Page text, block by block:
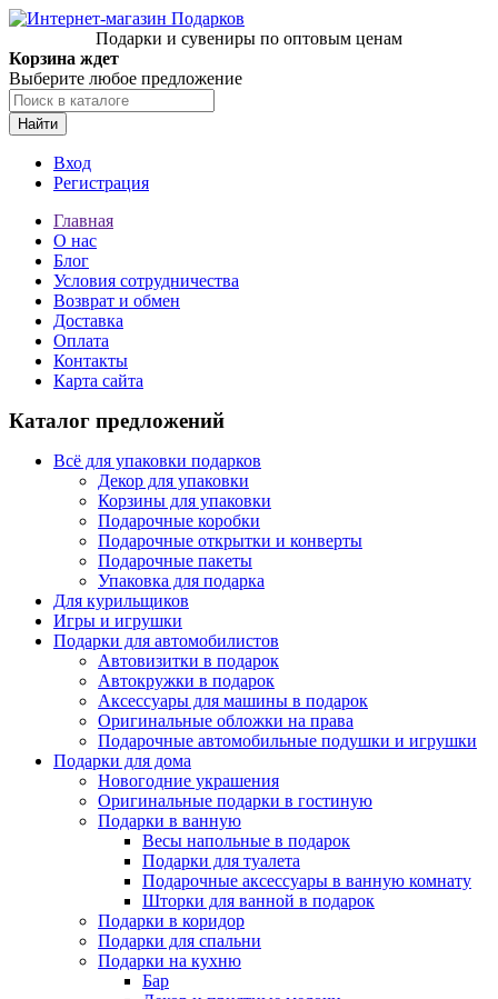
Подарки и сувениры по оптовым ценам
Корзина ждет
Выберите любое предложение
Найти
Вход
Регистрация
Главная
О нас
Блог
Условия сотрудничества
Возврат и обмен
Доставка
Оплата
Контакты
Карта сайта
Каталог предложений
Всё для упаковки подарков
Декор для упаковки
Корзины для упаковки
Подарочные коробки
Подарочные открытки и конверты
Подарочные пакеты
Упаковка для подарка
Для курильщиков
Игры и игрушки
Подарки для автомобилистов
Автовизитки в подарок
Автокружки в подарок
Аксессуары для машины в подарок
Оригинальные обложки на права
Подарочные автомобильные подушки и игрушки
Подарки для дома
Новогодние украшения
Оригинальные подарки в гостиную
Подарки в ванную
Весы напольные в подарок
Подарки для туалета
Подарочные аксессуары в ванную комнату
Шторки для ванной в подарок
Подарки в коридор
Подарки для спальни
Подарки на кухню
Бар